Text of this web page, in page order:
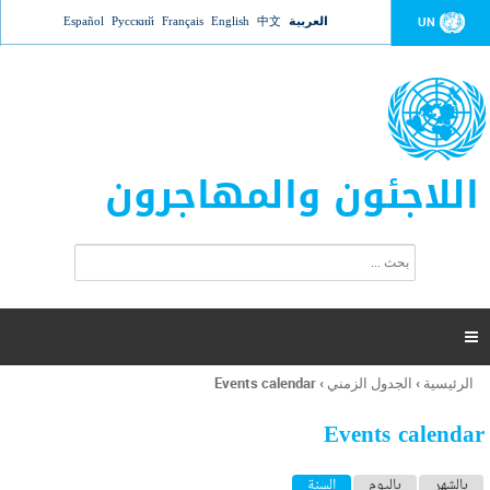
Jump to navigation UN العربية 中文
English
Français
Русский
Español
اللاجئون والمهاجرون
ت
ر
ل
ح
ب

أنت
هنا
الرئيسية › الجدول الزمني ›
Events calendar
Events calendar